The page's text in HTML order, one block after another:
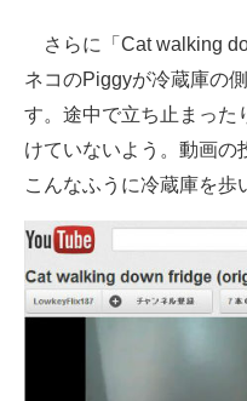
製造業のIT導入・活用を支援
モノづくり技術者専門サイ
エレクトロニクス専門サイ
電子設計の基本と応用
エネルギーの専門メディア
建設×テクノロジーの最前線
さらに「Cat walking
ネコのPiggyが冷蔵庫の
す。途中で立ち止まった
けていないよう。動画の
こんなふうに冷蔵庫を歩